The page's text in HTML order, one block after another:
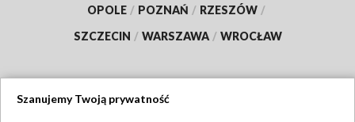
OPOLE / POZNAŃ / RZESZÓW /
SZCZECIN / WARSZAWA / WROCŁAW
Szanujemy Twoją prywatność